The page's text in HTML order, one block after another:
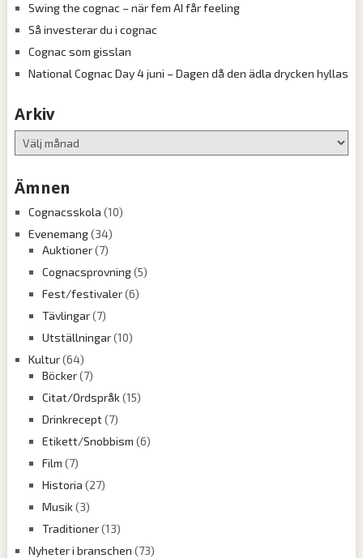
Swing the cognac – när fem AI får feeling
Så investerar du i cognac
Cognac som gisslan
National Cognac Day 4 juni – Dagen då den ädla drycken hyllas
Arkiv
Arkiv
Ämnen
Cognacsskola (10)
Evenemang(34)
Auktioner(7)
Cognacsprovning(5)
Fest/festivaler(6)
Tävlingar(7)
Utställningar(10)
Kultur(64)
Böcker(7)
Citat/Ordspråk(15)
Drinkrecept(7)
Etikett/Snobbism (6)
Film (7)
Historia (27)
Musik(3)
Traditioner(13)
Nyheter i branschen (73)